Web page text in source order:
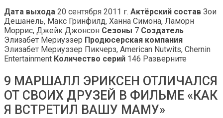
Дата выхода 20 сентября 2011 г. Актёрский состав Зои
Дешанель, Макс Гринфилд, Ханна Симона, Ламорн
Моррис, Джейк Джонсон Сезоны 7 Создатель
Элизабет Мериуэзер Продюсерская компания
Элизабет Мериуэзер Пикчерз, American Nutwits, Chernin
Entertainment Количество серий 146 Разверните
9 МАРШАЛЛ ЭРИКСЕН ОТЛИЧАЛСЯ
ОТ СВОИХ ДРУЗЕЙ В ФИЛЬМЕ «КАК
Я ВСТРЕТИЛ ВАШУ МАМУ»